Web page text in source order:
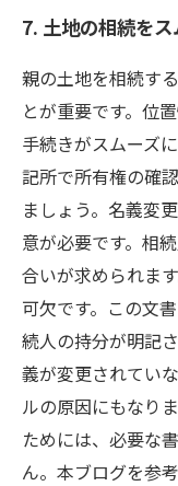
7. 土地の相続を
親の土地を相続す
とが重要です。位
手続きがスムーズ
記所で所有権の確
ましょう。名義変
意が必要です。相
合いが求められま
可欠です。この文
続人の持分が明記
義が変更されてい
ルの原因にもなり
ためには、必要な
ん。本ブログを参